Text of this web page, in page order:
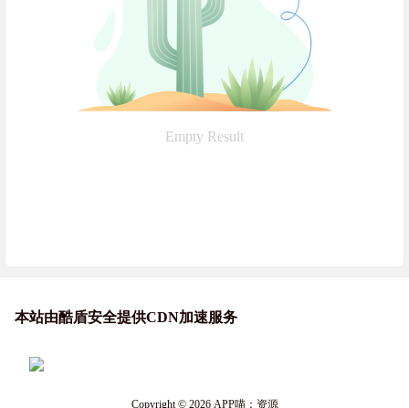
Empty Result
本站由酷盾安全提供CDN加速服务
Copyright © 2026APP喵：资源